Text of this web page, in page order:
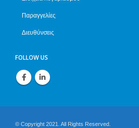
Παραγγελίες
Διευθύνσεις
FOLLOW US
© Copyright 2021. All Rights Reserved.